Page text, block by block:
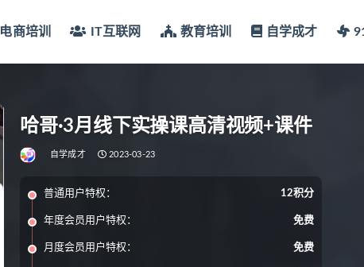
电商培训 IT互联网 教育培训 自学成才
哈哥·3月线下实操课高清视频+课件
自学成才 2023-03-23
普通用户特权： 12积分
年度会员用户特权： 免费
月度会员用户特权： 免费